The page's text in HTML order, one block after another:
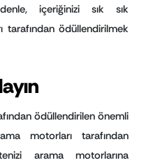
içeriğinizi sık sık
ödüllendirilmek
ödüllendirilen önemli
motorları tarafından
arama motorlarına